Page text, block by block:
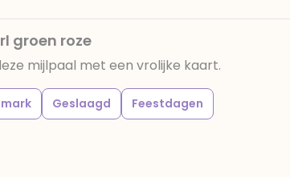
groen roze
mijlpaal met een vrolijke kaart.
Geslaagd Feestdagen